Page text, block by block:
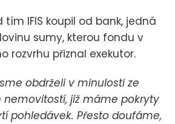
tím IFIS koupil od bank, jedná
sumy, kterou fondu v
rozvrhu přiznal exekutor.
obdrželi v minulosti ze
nemovitostí, již máme pokryty
pohledávek. Přesto doufáme,